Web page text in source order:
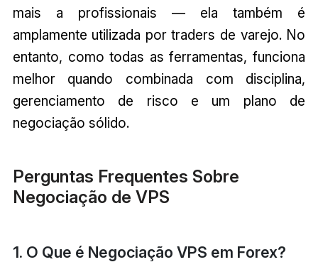
mais a profissionais — ela também é
amplamente utilizada por traders de varejo. No
entanto, como todas as ferramentas, funciona
melhor quando combinada com disciplina,
gerenciamento de risco e um plano de
negociação sólido.
Perguntas Frequentes Sobre
Negociação de VPS
1. O Que é Negociação VPS em Forex?